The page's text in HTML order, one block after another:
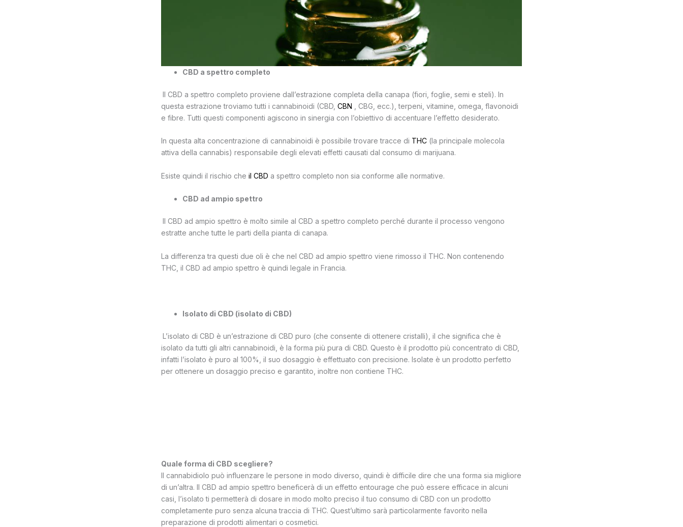
CBD a spettro completo
Il CBD a spettro completo proviene dall’estrazione completa della canapa (fiori, foglie, semi e steli). In
questa estrazione troviamo tutti i cannabinoidi (CBD, CBN , CBG, ecc.), terpeni, vitamine, omega, flavonoidi
e fibre. Tutti questi componenti agiscono in sinergia con l’obiettivo di accentuare l’effetto desiderato.
In questa alta concentrazione di cannabinoidi è possibile trovare tracce di THC (la principale molecola
attiva della cannabis) responsabile degli elevati effetti causati dal consumo di marijuana.
Esiste quindi il rischio che il CBD a spettro completo non sia conforme alle normative.
CBD ad ampio spettro
Il CBD ad ampio spettro è molto simile al CBD a spettro completo perché durante il processo vengono
estratte anche tutte le parti della pianta di canapa.
La differenza tra questi due oli è che nel CBD ad ampio spettro viene rimosso il THC. Non contenendo
THC, il CBD ad ampio spettro è quindi legale in Francia.
Isolato di CBD (isolato di CBD)
L’isolato di CBD è un’estrazione di CBD puro (che consente di ottenere cristalli), il che significa che è
isolato da tutti gli altri cannabinoidi, è la forma più pura di CBD. Questo è il prodotto più concentrato di CBD,
infatti l’isolato è puro al 100%, il suo dosaggio è effettuato con precisione. Isolate è un prodotto perfetto
per ottenere un dosaggio preciso e garantito, inoltre non contiene THC.
Quale forma di CBD scegliere?
Il cannabidiolo può influenzare le persone in modo diverso, quindi è difficile dire che una forma sia migliore
di un’altra. Il CBD ad ampio spettro beneficerà di un effetto entourage che può essere efficace in alcuni
casi, l’isolato ti permetterà di dosare in modo molto preciso il tuo consumo di CBD con un prodotto
completamente puro senza alcuna traccia di THC. Quest’ultimo sarà particolarmente favorito nella
preparazione di prodotti alimentari o cosmetici.